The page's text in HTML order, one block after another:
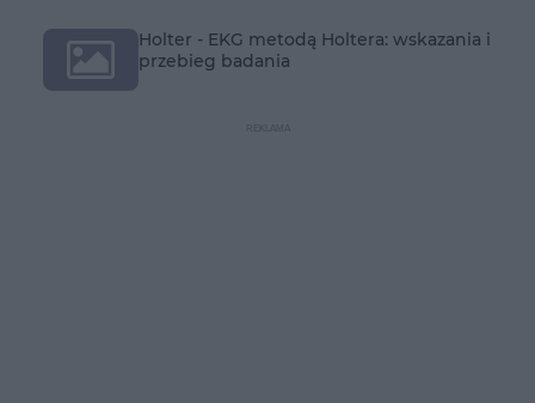
Holter - EKG metodą Holtera: wskazania i
przebieg badania